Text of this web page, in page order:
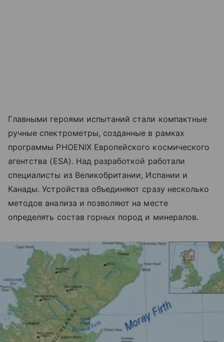
Главными героями испытаний стали компактные
ручные спектрометры, созданные в рамках
программы PHOENIX Европейского космического
агентства (ESA). Над разработкой работали
специалисты из Великобритании, Испании и
Канады. Устройства объединяют сразу несколько
методов анализа и позволяют на месте
определять состав горных пород и минералов.